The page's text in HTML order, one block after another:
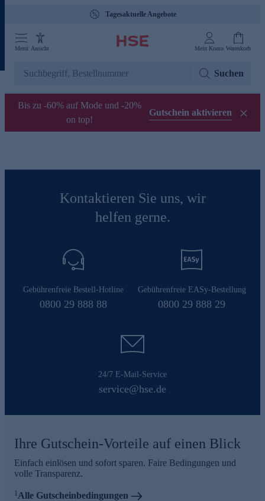
Tagesaktuelle Angebote
Menü Ansicht Mein Konto Warenkorb
Suchen
Bis zu -60% auf Mode und -20%
on top!
Gutschein aktivieren
Kontaktieren Sie uns, wir
helfen gerne.
Gebührenfreie Bestell-Hotline
0800 29 888 88
Gebührenfreie EASy-Bestellung
0800 29 888 29
24/7 E-Mail-Service
service@hse.de
Ihre Gutschein-Vorteile auf einen Blick
Einfach einlösen und sofort sparen. Faire Bedingungen und
volle Transparenz.
1Alle Gutscheinbedingungen